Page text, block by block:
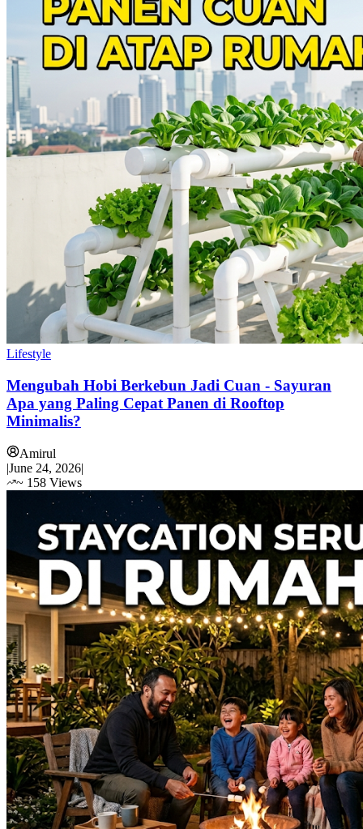
Lifestyle
Mengubah Hobi Berkebun Jadi Cuan - Sayuran
Apa yang Paling Cepat Panen di Rooftop
Minimalis?
Amirul
|June 24, 2026|
~ 158 Views